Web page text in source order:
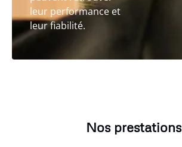
leur performance et
leur fiabilité.
Nos prestations